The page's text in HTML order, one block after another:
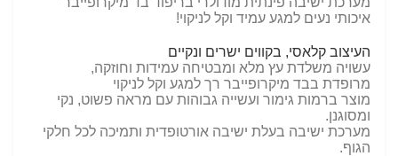
איכותי נעים למגע עמיד וקל לניקוי!
העיצוב קלאסי, בקווים ישרים ונקיים
עשויה משלדת עץ מלא ומבטיחה עמידות וחוזקה,
מרופדת בבד מיקרופייבר רך למגע וקל לניקוי
מוצר ברמות גימור ועשייה גבוהות עם מראה פשוט, נקי
ומסוגנן.
מערכת ישיבה בעלת ישיבה אורטופדית ותמיכה לכל חלקי
הגוף.